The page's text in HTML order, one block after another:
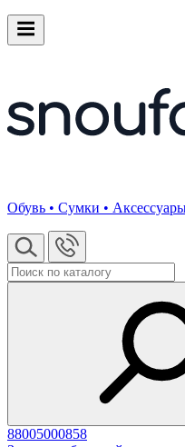
Обувь • Сумки •
88005000858